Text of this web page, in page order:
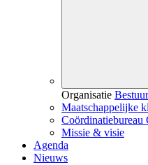
Organisatie
Maatschappelijke
Coördinatiebureau
Missie & visie
Agenda
Nieuws